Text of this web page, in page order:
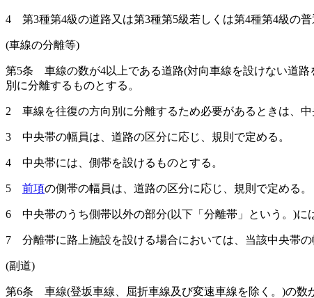
4 第3種第4級の道路又は第3種第5級若しくは第4種第4級の
(車線の分離等)
第5条 車線の数が4以上である道路(対向車線を設けない道路
別に分離するものとする。
2 車線を往復の方向別に分離するため必要があるときは、中
3 中央帯の幅員は、道路の区分に応じ、規則で定める。
4 中央帯には、側帯を設けるものとする。
5 前項の側帯の幅員は、道路の区分に応じ、規則で定める。
6 中央帯のうち側帯以外の部分(以下「分離帯」という。)に
7 分離帯に路上施設を設ける場合においては、当該中央帯
(副道)
第6条 車線(登坂車線、屈折車線及び変速車線を除く。)の数